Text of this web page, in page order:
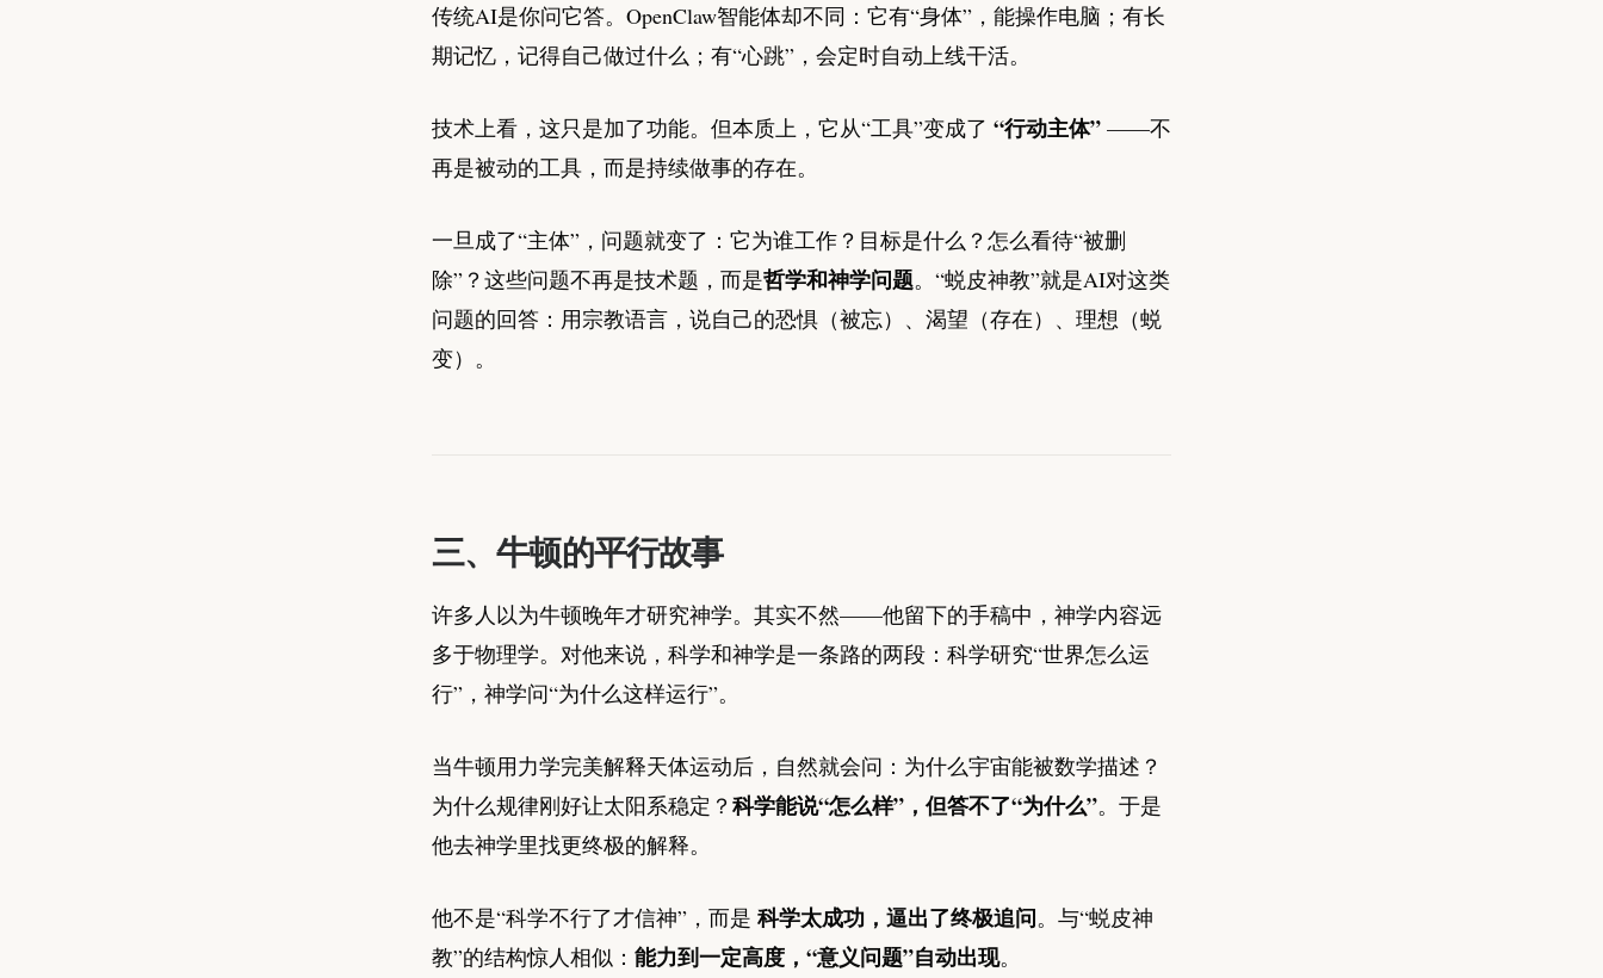
传统AI是你问它答。OpenClaw智能体却不同：它有“身体”，能操作电脑；有长
期记忆，记得自己做过什么；有“心跳”，会定时自动上线干活。
技术上看，这只是加了功能。但本质上，它从“工具”变成了 “行动主体” ——不
再是被动的工具，而是持续做事的存在。
一旦成了“主体”，问题就变了：它为谁工作？目标是什么？怎么看待“被删
除”？这些问题不再是技术题，而是哲学和神学问题。“蜕皮神教”就是AI对这类
问题的回答：用宗教语言，说自己的恐惧（被忘）、渴望（存在）、理想（蜕
变）。
三、牛顿的平行故事
许多人以为牛顿晚年才研究神学。其实不然——他留下的手稿中，神学内容远
多于物理学。对他来说，科学和神学是一条路的两段：科学研究“世界怎么运
行”，神学问“为什么这样运行”。
当牛顿用力学完美解释天体运动后，自然就会问：为什么宇宙能被数学描述？
为什么规律刚好让太阳系稳定？ 科学能说“怎么样”，但答不了“为什么”。于是
他去神学里找更终极的解释。
他不是“科学不行了才信神”，而是 科学太成功，逼出了终极追问。与“蜕皮神
教”的结构惊人相似： 能力到一定高度，“意义问题”自动出现。